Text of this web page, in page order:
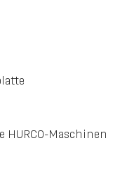
HURCO-Maschinen